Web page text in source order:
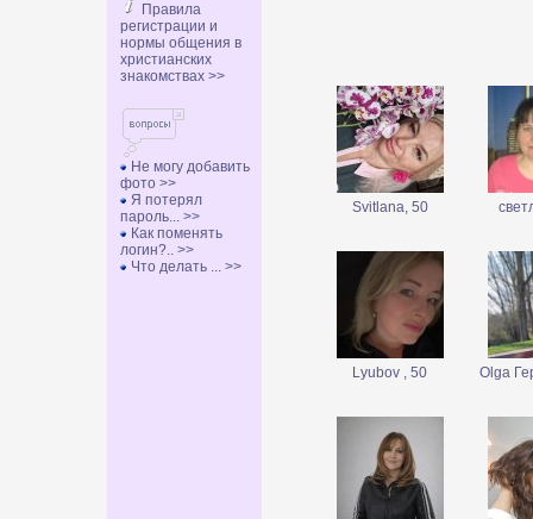
Правила
регистрации и
нормы общения в
христианских
знакомствах >>
Не могу добавить
фото >>
Я потерял
пароль... >>
Как поменять
логин?.. >>
Что делать ... >>
Svitlana, 50
Lyubov , 50 Olga